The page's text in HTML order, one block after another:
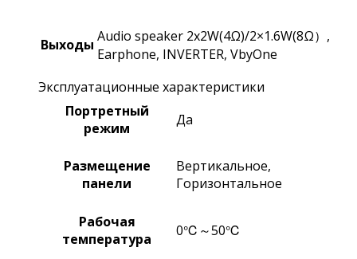
Выходы Audio speaker 2x2W(4Ω)/2×1.6W(8Ω）,
Earphone, INVERTER, VbyOne
Эксплуатационные характеристики
Портретный
режим
Да
Размещение
панели
Вертикальное,
Горизонтальное
Рабочая
температура
0℃～50℃